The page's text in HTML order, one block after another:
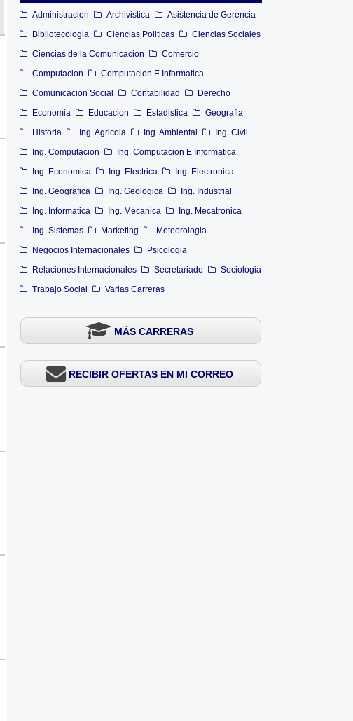
Administracion Archivistica
Asistencia de Gerencia
Bibliotecologia
Ciencias Politicas
Ciencias Sociales
Ciencias de la Comunicacion
Comercio
Computacion
Computacion E Informatica
Comunicacion Social
Contabilidad
Derecho
Economia
Educacion Estadistica
Geografia
Historia
Ing. Agricola Ing. Ambiental
Ing. Civil
Ing. Computacion
Ing. Computacion E Informatica
Ing. Economica
Ing. Electrica
Ing. Electronica
Ing. Geografica
Ing. Geologica
Ing. Industrial
Ing. Informatica
Ing. Mecanica
Ing. Mecatronica
Ing. Sistemas
Marketing
Meteorologia
Negocios Internacionales
Psicologia
Relaciones Internacionales
Secretariado
Sociologia
Trabajo Social
Varias Carreras
MÁS CARRERAS
RECIBIR OFERTAS EN MI CORREO